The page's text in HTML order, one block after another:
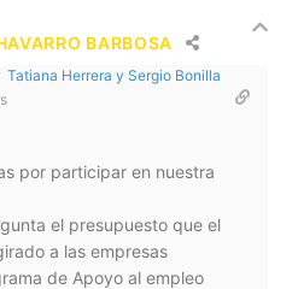
BARBOSA
Tatiana Herrera y Sergio Bonilla
por participar en nuestra
el presupuesto que el
a las empresas
de Apoyo al empleo